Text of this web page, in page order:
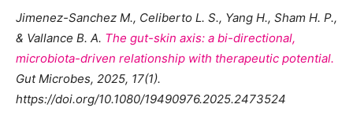
Jimenez-Sanchez M., Celiberto L. S., Yang H., Sham H. P.,
& Vallance B. A. The gut-skin axis: a bi-directional,
microbiota-driven relationship with therapeutic potential.
Gut Microbes, 2025, 17(1).
https://doi.org/10.1080/19490976.2025.2473524